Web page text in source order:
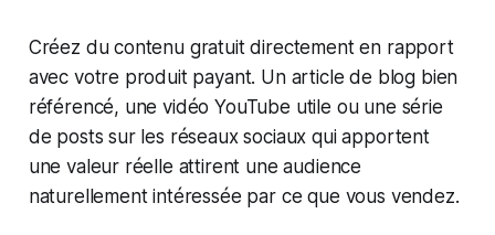
Créez du contenu gratuit directement en rapport
avec votre produit payant. Un article de blog bien
référencé, une vidéo YouTube utile ou une série
de posts sur les réseaux sociaux qui apportent
une valeur réelle attirent une audience
naturellement intéressée par ce que vous vendez.